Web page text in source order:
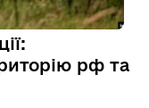
рф та